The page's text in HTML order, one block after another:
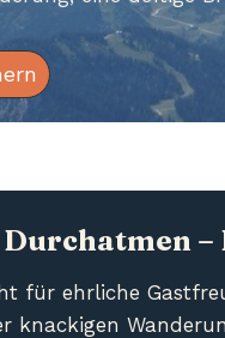
–
für ehrliche
knackigen